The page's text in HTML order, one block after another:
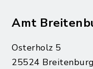
Amt
Osterholz 5
25524 Breitenburg